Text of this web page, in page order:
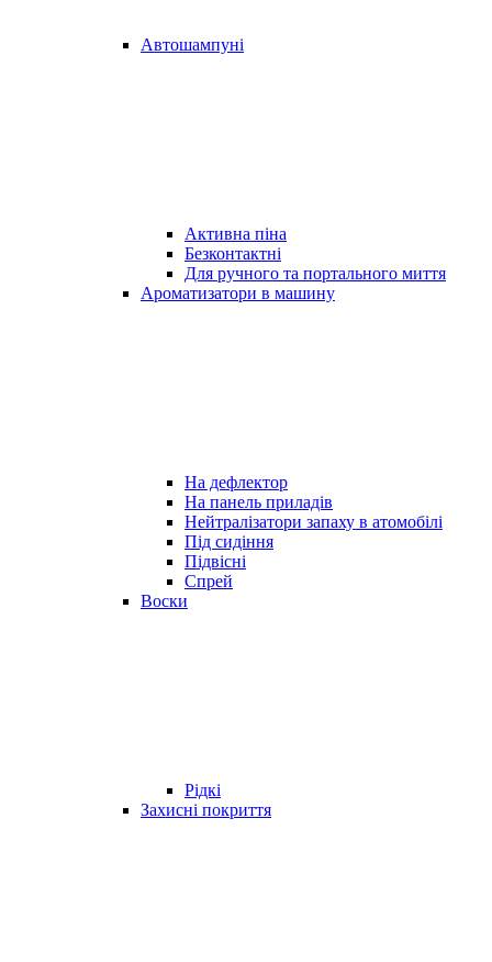
Автошампуні
Активна піна
Безконтактні
Для ручного та портального миття
Ароматизатори в машину
На дефлектор
На панель приладів
Нейтралізатори запаху в атомобілі
Під сидіння
Підвісні
Спрей
Воски
Рідкі
Захисні покриття